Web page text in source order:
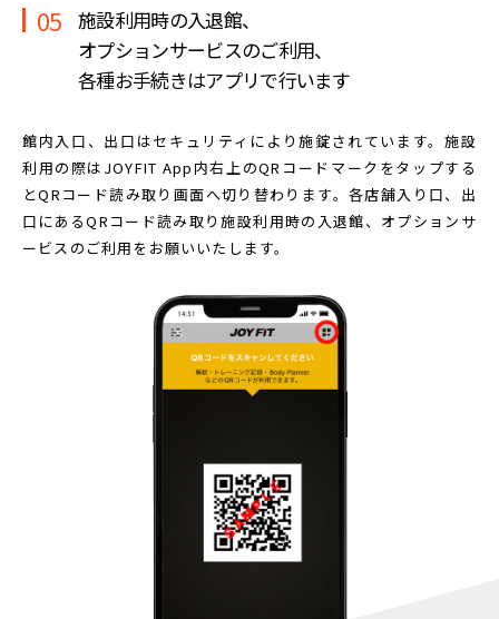
05 施設利用時の入退館、
オプションサービスのご利用、
各種お手続きはアプリで行います
館内入口、出口はセキュリティにより施錠されています。施設
利用の際はJOYFIT App内右上のQRコードマークをタップする
とQRコード読み取り画面へ切り替わります。各店舗入り口、出
口にあるQRコード読み取り施設利用時の入退館、オプションサ
ービスのご利用をお願いいたします。